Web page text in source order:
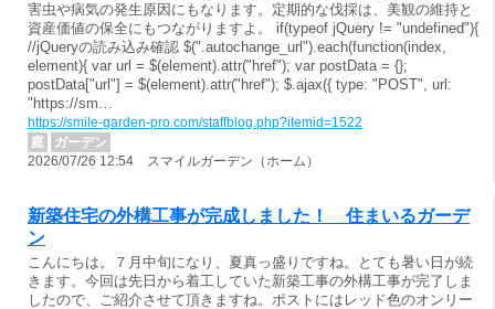
害虫や病気の発生原因にもなります。定期的な伐採は、美観の維持と
資産価値の保全にもつながりますよ。 if(typeof jQuery != "undefined"){
//jQueryの読み込み確認 $(".autochange_url").each(function(index,
element){ var url = $(element).attr("href"); var postData = {};
postData["url"] = $(element).attr("href"); $.ajax({ type: "POST", url:
"https://sm…
https://smile-garden-pro.com/staffblog.php?itemid=1522
庭
ガーデン
2026/07/26 12:54 スマイルガーデン（ホーム）
新築住宅の外構工事が完成しました！ 住まいるガーデ
ン
こんにちは。７月中旬になり、夏真っ盛りですね。とても暑い日が続
きます。今回は先日から着工していた新築工事の外構工事が完了しま
したので、ご紹介させて頂きますね。ポストにはレッド色のオンリー